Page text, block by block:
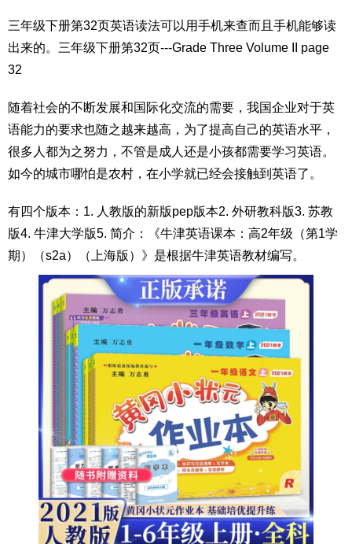
三年级下册第32页英语读法可以用手机来查而且手机能够读
出来的。三年级下册第32页---Grade Three Volume II page
32
随着社会的不断发展和国际化交流的需要，我国企业对于英
语能力的要求也随之越来越高，为了提高自己的英语水平，
很多人都为之努力，不管是成人还是小孩都需要学习英语。
如今的城市哪怕是农村，在小学就已经会接触到英语了。
有四个版本：1. 人教版的新版pep版本2. 外研教科版3. 苏教
版4. 牛津大学版5. 简介：《牛津英语课本：高2年级（第1学
期）（s2a）（上海版）》是根据牛津英语教材编写。